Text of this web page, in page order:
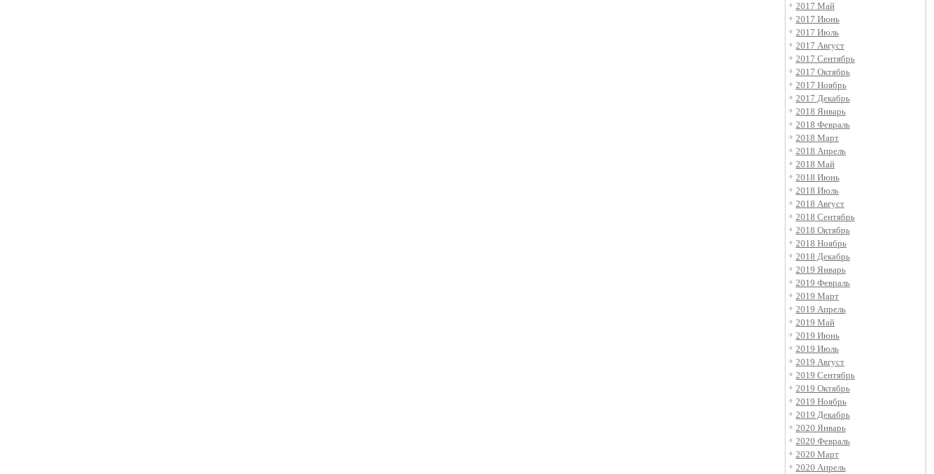
2017 Май
2017 Июнь
2017 Июль
2017 Август
2017 Сентябрь
2017 Октябрь
2017 Ноябрь
2017 Декабрь
2018 Январь
2018 Февраль
2018 Март
2018 Апрель
2018 Май
2018 Июнь
2018 Июль
2018 Август
2018 Сентябрь
2018 Октябрь
2018 Ноябрь
2018 Декабрь
2019 Январь
2019 Февраль
2019 Март
2019 Апрель
2019 Май
2019 Июнь
2019 Июль
2019 Август
2019 Сентябрь
2019 Октябрь
2019 Ноябрь
2019 Декабрь
2020 Январь
2020 Февраль
2020 Март
2020 Апрель